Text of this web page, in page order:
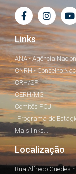
Links
ANA - Agência
CNRH - Conselho
CRH/SP
CERH/MG
Comitês PCJ
Programa de
Mais links...
Localização
Rua Alfredo Guedes